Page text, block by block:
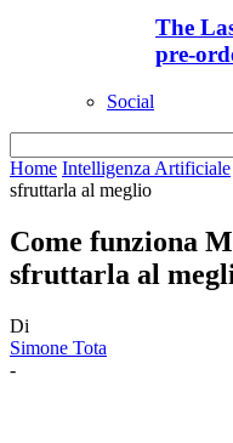
The
pre-
Social
Home Intelligenza Artificiale
sfruttarla al meglio
Come funziona
sfruttarla al
Di
Simone Tota
-